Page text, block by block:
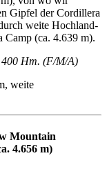
Gipfel der Cordillera
weite Hochland-
Camp (ca. 4.639 m).
Hm. (F/M/A)
weite
Mountain
4.656 m)